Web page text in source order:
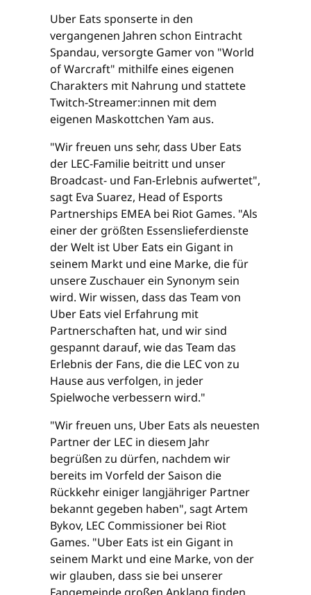
Uber Eats sponserte in den
vergangenen Jahren schon Eintracht
Spandau, versorgte Gamer von "World
of Warcraft" mithilfe eines eigenen
Charakters mit Nahrung und stattete
Twitch-Streamer:innen mit dem
eigenen Maskottchen Yam aus.
"Wir freuen uns sehr, dass Uber Eats
der LEC-Familie beitritt und unser
Broadcast- und Fan-Erlebnis aufwertet",
sagt Eva Suarez, Head of Esports
Partnerships EMEA bei Riot Games. "Als
einer der größten Essenslieferdienste
der Welt ist Uber Eats ein Gigant in
seinem Markt und eine Marke, die für
unsere Zuschauer ein Synonym sein
wird. Wir wissen, dass das Team von
Uber Eats viel Erfahrung mit
Partnerschaften hat, und wir sind
gespannt darauf, wie das Team das
Erlebnis der Fans, die die LEC von zu
Hause aus verfolgen, in jeder
Spielwoche verbessern wird."
"Wir freuen uns, Uber Eats als neuesten
Partner der LEC in diesem Jahr
begrüßen zu dürfen, nachdem wir
bereits im Vorfeld der Saison die
Rückkehr einiger langjähriger Partner
bekannt gegeben haben", sagt Artem
Bykov, LEC Commissioner bei Riot
Games. "Uber Eats ist ein Gigant in
seinem Markt und eine Marke, von der
wir glauben, dass sie bei unserer